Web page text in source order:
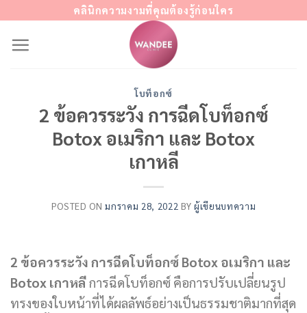
content
คลินิกความงามที่คุณต้องรู้ก่อนใคร
โบท็อกซ์
2 ข้อควรระวัง การฉีดโบท็อกซ์
Botox อเมริกา และ Botox
เกาหลี
POSTED ONมกราคม 28, 2022 BYผู้เขียนบทความ
2 ข้อควรระวัง การฉีดโบท็อกซ์ Botox อเมริกา และ
Botox เกาหลีการฉีดโบท็อกซ์ คือการปรับเปลี่ยนรูป
ทรงของใบหน้าที่ได้ผลลัพธ์อย่างเป็นธรรมชาติมากที่สุด